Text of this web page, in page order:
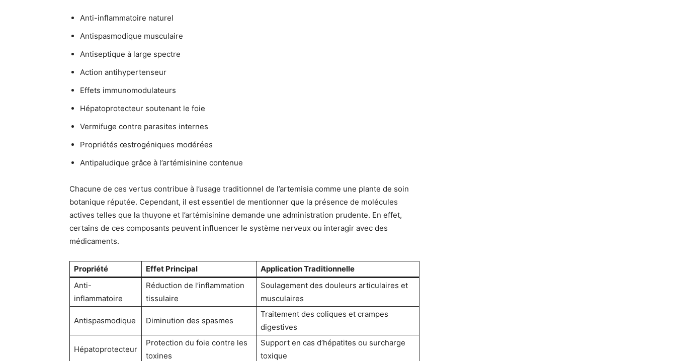
Anti-inflammatoire naturel
Antispasmodique musculaire
Antiseptique à large spectre
Action antihypertenseur
Effets immunomodulateurs
Hépatoprotecteur soutenant le foie
Vermifuge contre parasites internes
Propriétés œstrogéniques modérées
Antipaludique grâce à l’artémisinine contenue
Chacune de ces vertus contribue à l’usage traditionnel de l’artemisia comme une plante de soin
botanique réputée. Cependant, il est essentiel de mentionner que la présence de molécules
actives telles que la thuyone et l’artémisinine demande une administration prudente. En effet,
certains de ces composants peuvent influencer le système nerveux ou interagir avec des
médicaments.
Propriété Effet Principal
Application Traditionnelle
Anti-
inflammatoire
Réduction de l’inflammation
tissulaire
Soulagement des douleurs articulaires et
musculaires
Antispasmodique Diminution des spasmes
Traitement des coliques et crampes
digestives
Hépatoprotecteur
Protection du foie contre les
toxines
Support en cas d’hépatites ou surcharge
toxique